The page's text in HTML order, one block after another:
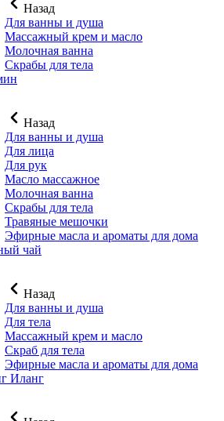
Назад
Для ванны и душа
Массажный крем и масло
Молочная ванна
Скрабы для тела
Назад
Для ванны и душа
Для лица
Для рук
Масло массажное
Молочная ванна
Скрабы для тела
Травяные мешочки
Эфирные масла и ароматы для дома
чай
Назад
Для ванны и душа
Для тела
Массажный крем и масло
Скраб для тела
Эфирные масла и ароматы для дома
Иланг